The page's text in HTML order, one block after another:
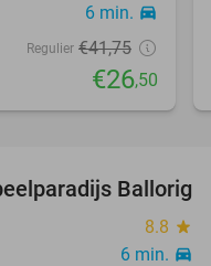
6 min. directions_car
Regulier €41,75
€26,50
32%
Ballorig
8.8 star
6 min. directions_car